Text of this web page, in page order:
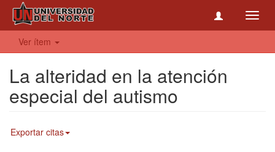
Ver ítem
La alteridad en la atención
especial del autismo
Exportar citas